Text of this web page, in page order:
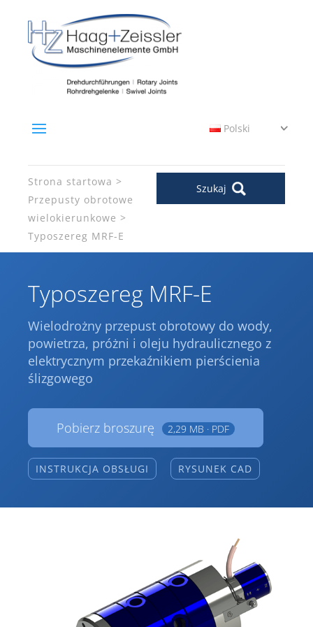
Polski
Strona startowa
Przepusty obrotowe
wielokierunkowe
Typoszereg MRF-E
Szukaj
Typoszereg MRF-E
Wielodrożny przepust obrotowy do wody,
powietrza, próżni i oleju hydraulicznego z
elektrycznym przekaźnikiem pierścienia
ślizgowego
Pobierz broszurę 2,29 MB · PDF
INSTRUKCJA OBSŁUGI RYSUNEK CAD